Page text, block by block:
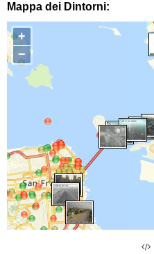
Mappa dei Dintorni:
+
−